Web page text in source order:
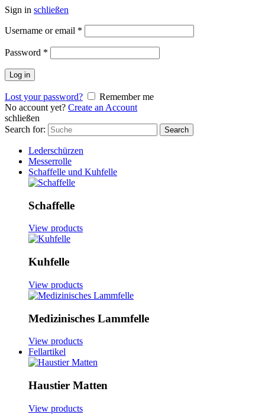
Sign in schließen
Username or email *
Password *
Log in
Lost your password?
Remember me
No account yet? Create an Account
schließen
Search for:
Search
Lederschürzen
Messerrolle
Schaffelle und Kuhfelle
Schaffelle
View products
Kuhfelle
View products
Medizinisches Lammfelle
View products
Fellartikel
Haustier Matten
View products